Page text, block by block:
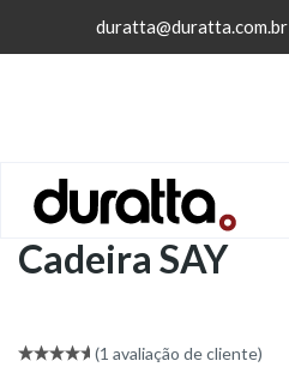
duratta@duratta.com.br
Home /Cadeiras para Escritório
Cadeira SAY
(1 avaliação de cliente)